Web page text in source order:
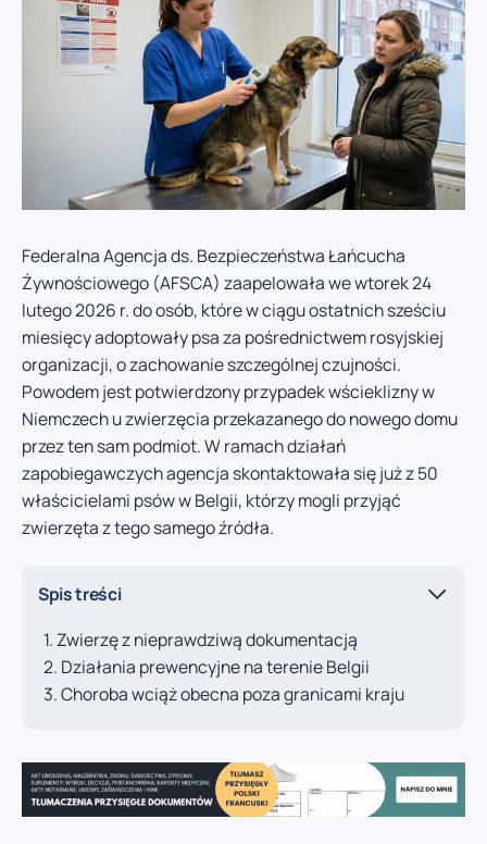
Federalna Agencja ds. Bezpieczeństwa Łańcucha
Żywnościowego (AFSCA) zaapelowała we wtorek 24
lutego 2026 r. do osób, które w ciągu ostatnich sześciu
miesięcy adoptowały psa za pośrednictwem rosyjskiej
organizacji, o zachowanie szczególnej czujności.
Powodem jest potwierdzony przypadek wścieklizny w
Niemczech u zwierzęcia przekazanego do nowego domu
przez ten sam podmiot. W ramach działań
zapobiegawczych agencja skontaktowała się już z 50
właścicielami psów w Belgii, którzy mogli przyjąć
zwierzęta z tego samego źródła.
Spis treści
Zwierzę z nieprawdziwą dokumentacją
Działania prewencyjne na terenie Belgii
Choroba wciąż obecna poza granicami kraju